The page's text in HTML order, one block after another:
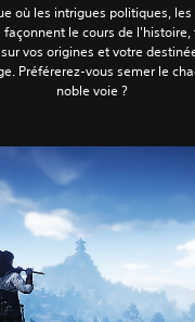
où les intrigues politiques,
le cours de
vos origines et votre
Préférerez-vous semer le
noble voie ?